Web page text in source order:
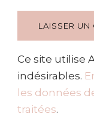
Ce site utilise
indésirables.
les données
traitées.